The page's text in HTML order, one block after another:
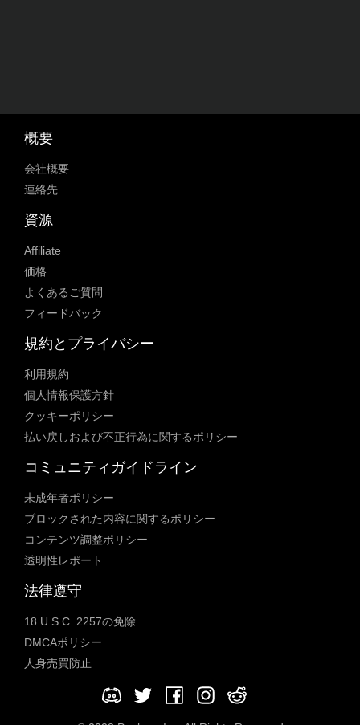
概要
会社概要
連絡先
資源
Affiliate
価格
よくあるご質問
フィードバック
規約とプライバシー
利用規約
個人情報保護方針
クッキーポリシー
払い戻しおよび不正行為に関するポリシー
コミュニティガイドライン
未成年者ポリシー
ブロックされた内容に関するポリシー
コンテンツ調整ポリシー
透明性レポート
法律遵守
18 U.S.C. 2257の免除
DMCAポリシー
人身売買防止